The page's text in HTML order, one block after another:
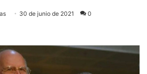
30 de junio de 2021 0